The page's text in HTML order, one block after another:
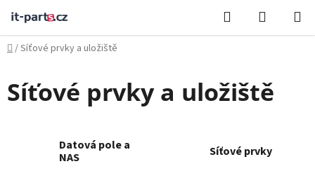
obsah
Hledat
KOŠÍK
Domů
/Síťové prvky a uložiště
Síťové prvky a uložiště
Datová pole a
NAS
Síťové prvky